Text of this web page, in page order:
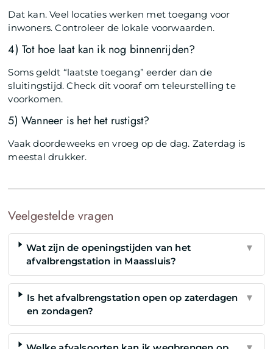
Dat kan. Veel locaties werken met toegang voor
inwoners. Controleer de lokale voorwaarden.
4) Tot hoe laat kan ik nog binnenrijden?
Soms geldt “laatste toegang” eerder dan de
sluitingstijd. Check dit vooraf om teleurstelling te
voorkomen.
5) Wanneer is het het rustigst?
Vaak doordeweeks en vroeg op de dag. Zaterdag is
meestal drukker.
Veelgestelde vragen
Wat zijn de openingstijden van het
afvalbrengstation in Maassluis?
▼
Is het afvalbrengstation open op zaterdagen
en zondagen?
▼